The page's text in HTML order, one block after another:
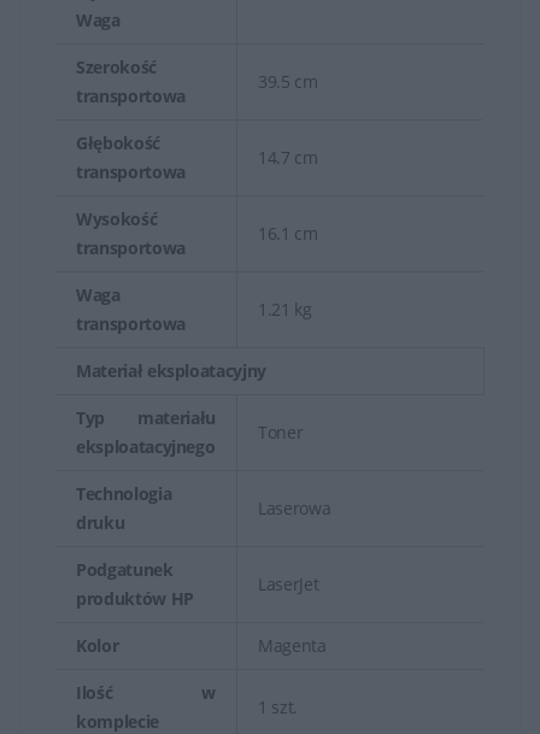
Waga
Szerokość
transportowa
39.5 cm
Głębokość
transportowa
14.7 cm
Wysokość
transportowa
16.1 cm
Waga
transportowa
1.21 kg
Materiał eksploatacyjny
Typ materiału
eksploatacyjnego
Toner
Technologia
druku
Laserowa
Podgatunek
produktów HP
LaserJet
Kolor Magenta
Ilość w
komplecie
1 szt.